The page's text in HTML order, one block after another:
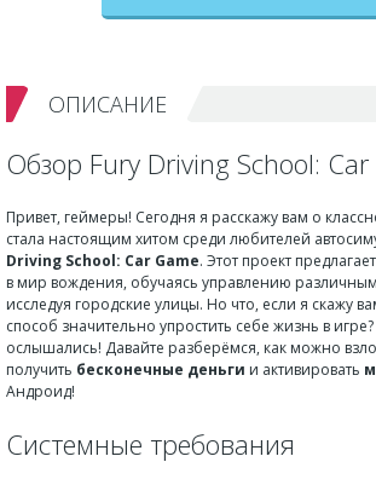
ОПИСАНИЕ
Обзор Fury Driving School:
Привет, геймеры! Сегодня я расскажу вам о
стала настоящим хитом среди любителей
Driving School: Car Game. Этот проект
в мир вождения, обучаясь управлению
исследуя городские улицы. Но что, если я скажу
способ значительно упростить себе жизнь в
ослышались! Давайте разберёмся, как можно
получить бесконечные деньги и активировать
Андроид!
Системные требования